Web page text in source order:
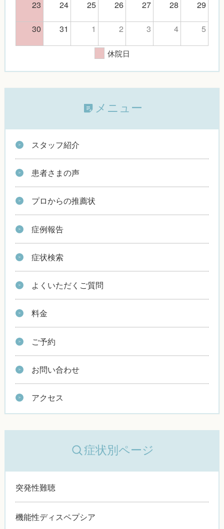
23 24 25 26 27 28
29
30
31 1 2 3 4 5
休院日
メニュー
スタッフ紹介
患者さまの声
プロからの推薦状
症例報告
症状検索
よくいただくご質問
料金
ご予約
お問い合わせ
アクセス
症状別ページ
突発性難聴
機能性ディスペプシア